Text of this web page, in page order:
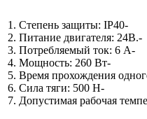
1. Степень защиты: IP40-
2. Питание двигателя: 24В.-
3. Потребляемый ток: 6 А-
4. Мощность: 260 Вт-
5. Время прохождения
6. Сила тяги: 500 H-
7. Допустимая рабочая